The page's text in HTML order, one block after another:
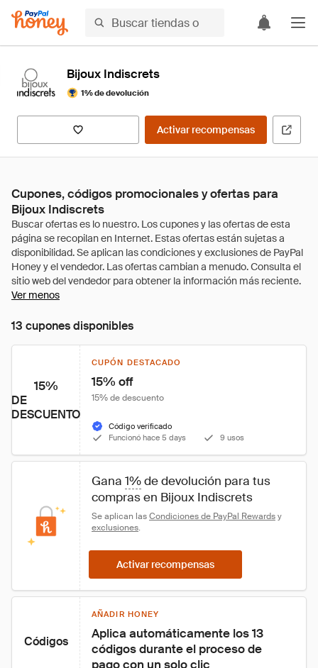
Bijoux Indiscrets
1% de devolución
Activar recompensas
Cupones, códigos promocionales y ofertas para
Bijoux Indiscrets
Ver menos
13 cupones disponibles
15%
DE
DESCUENTO
CUPÓN DESTACADO
15% off
15% de descuento
Código verificado
Funcionó hace 5 days
9 usos
Gana 1% de devolución para tus
compras en Bijoux Indiscrets
Se aplican las Condiciones de PayPal Rewards y
exclusiones.
Activar recompensas
Códigos
AÑADIR HONEY
Aplica automáticamente los 13
códigos durante el proceso de
pago con un solo clic